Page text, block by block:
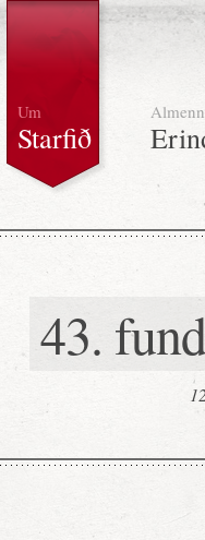
Um
Starfið
Almenn
43.